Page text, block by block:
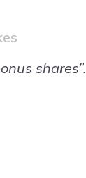
shares”.